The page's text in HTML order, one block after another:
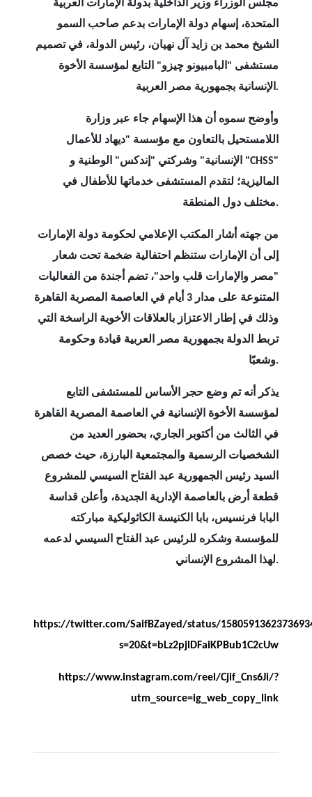
مجلس الوزراء وزير الداخلية بدولة الإمارات العربية
المتحدة، إسهام دولة الإمارات بدعم صاحب السمو
الشيخ محمد بن زايد آل نهيان، رئيس الدولة، في تصميم
مستشفى "البامبيونو چيزو" التابع لمؤسسة الأخوة
الإنسانية بجمهورية مصر العربية.
وأوضح سموه أن هذا الإسهام جاء عبر وزارة
اللامستحيل بالتعاون مع مؤسسة "ديهاد للأعمال
الإنسانية" وشركتي "إندكس" الوطنية و "CHSS"
الماليزية؛ لتقدم المستشفى خدماتها للأطفال في
مختلف دول المنطقة.
من جهته أشار المكتب الإعلامي لحكومة دولة الإمارات
إلى أن الإمارات ستنظم احتفالية ضخمة تحت شعار
"مصر والإمارات قلب واحد"، تضم أجندة من الفعاليات
المتنوعة على مدار 3 أيام في العاصمة المصرية القاهرة
وذلك في إطار الاعتزاز بالعلاقات الأخوية الراسخة التي
تربط الدولة بجمهورية مصر العربية قيادة وحكومة
وشعبًا.
يذكر أنه تم وضع حجر الأساس للمستشفى التابع
لمؤسسة الأخوة الإنسانية في العاصمة المصرية القاهرة
في الثالث من أكتوبر الجاري، بحضور العديد من
الشخصيات الرسمية والمجتمعية البارزة، حيث خصص
السيد رئيس الجمهورية عبد الفتاح السيسي للمشروع
قطعة أرض بالعاصمة الإدارية الجديدة، وأعلن قداسة
البابا فرنسيس، بابا الكنيسة الكاثوليكية مباركته
للمؤسسة وشكره للرئيس عبد الفتاح السيسي لدعمه
لهذا المشروع الإنساني.
https://twitter.com/SaifBZayed/status/
s=20&t=bLz2pjlDFaiKPBub1C2cUw
https://www.instagram.com/reel/Cjif_Cns6Ji/?
utm_source=ig_web_copy_link